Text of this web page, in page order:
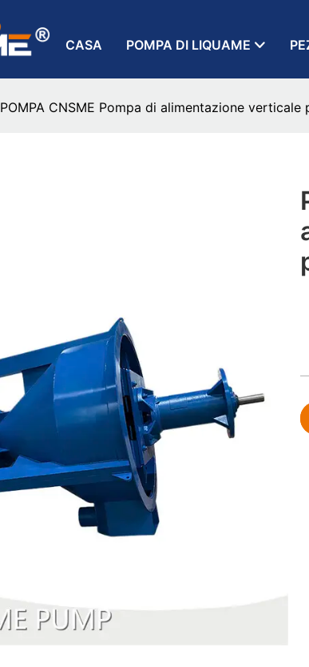
CASA POMPA DI LIQUAME
POMPA CNSME Pompa di alimentazione verticale